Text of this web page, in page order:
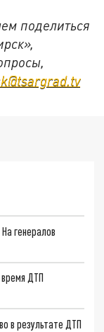
поделиться
генералов
ДТП
в результате ДТП